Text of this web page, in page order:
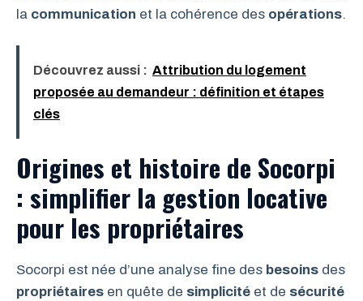
la communication et la cohérence des opérations.
Découvrez aussi : Attribution du logement
proposée au demandeur : définition et étapes
clés
Origines et histoire de Socorpi
: simplifier la gestion locative
pour les propriétaires
Socorpi est née d’une analyse fine des besoins des
propriétaires en quête de simplicité et de sécurité